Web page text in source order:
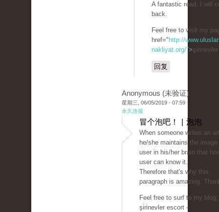
A fantastic read. I will
back.
Feel free to visit my
href=" http://
nakliyat.org/">
回复
Anonymous (未验证)
星期三, 06/05/2019 - 07:59
永久连接
冒个泡吧！ | 泡泡
When someone writes an
he/she maintains the
user in his/her brain that
user can know it.
Therefore that's why this
paragraph is amazing.
Feel free to surf to my blog;
şirinevler escort -